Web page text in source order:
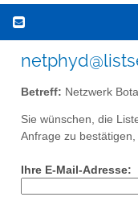
Betreff: Netzwerk
Sie wünschen, die
Anfrage zu
Ihre E-Mail-Adresse: